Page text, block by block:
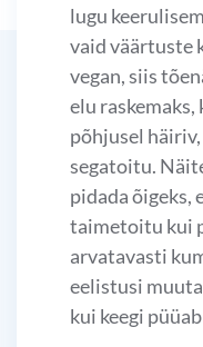
lugu
vaid väärtuste
vegan, siis
elu
põhjusel
segatoitu.
pidada õigeks,
taimetoitu kui
arvatavasti
eelistusi
kui keegi